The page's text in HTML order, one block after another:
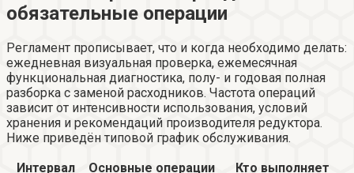
обязательные операции
Регламент прописывает, что и когда необходимо делать:
ежедневная визуальная проверка, ежемесячная
функциональная диагностика, полу- и годовая полная
разборка с заменой расходников. Частота операций
зависит от интенсивности использования, условий
хранения и рекомендаций производителя редуктора.
Ниже приведён типовой график обслуживания.
Интервал
Основные операции Кто выполняет